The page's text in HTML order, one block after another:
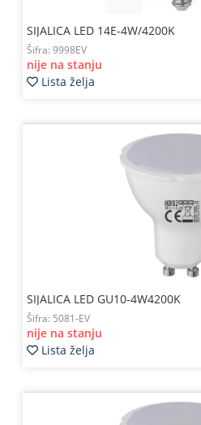
SIJALICA LED 14E-4W/4200K
Šifra: 9998EV
nije na stanju
Lista želja
SIJALICA LED GU10-4W4200K
Šifra: 5081-EV
nije na stanju
Lista želja